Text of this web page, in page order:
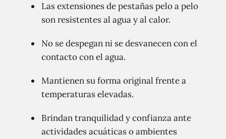
Las extensiones de pestañas pelo a pelo
son resistentes al agua y al calor.
No se despegan ni se desvanecen con el
contacto con el agua.
Mantienen su forma original frente a
temperaturas elevadas.
Brindan tranquilidad y confianza ante
actividades acuáticas o ambientes